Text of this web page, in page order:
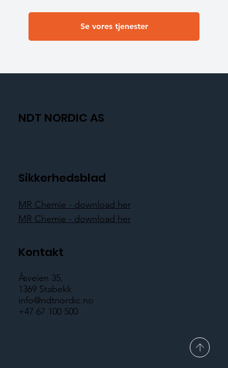
Se vores tjenester
NDT NORDIC AS
Sikkerhedsblad
MR Chemie - download her
MR Chemie - download her
Kontakt
Åsveien 35,
1369 Stabekk
info@ndtnordic.no
+47 67 100 500